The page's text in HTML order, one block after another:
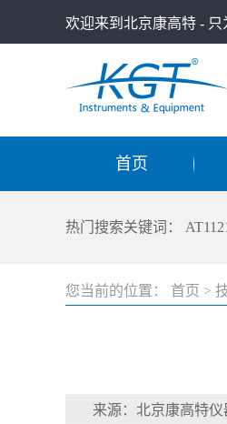
欢迎来到北京康高特 - 只
首页
热门搜索关键词：
您当前的位置： 首页 >
来源：北京康高特仪